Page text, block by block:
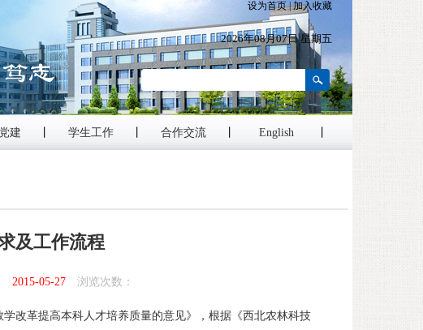
设为首页|加入收藏
2026年08月07日 星期五
建 学生工作 合作交流 English
及工作流程
2015-05-27 浏览次数：
改革提高本科人才培养质量的意见》，根据《西北农林科技